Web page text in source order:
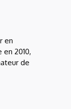
en
2010,
de